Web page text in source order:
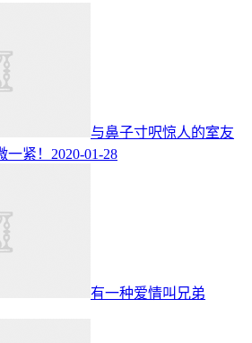
与鼻子寸呎惊人的室友
紧！ 2020-01-28
有一种爱情叫兄弟